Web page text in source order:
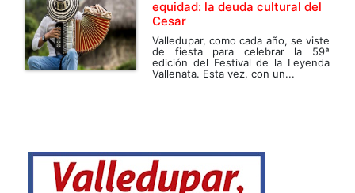
equidad: la deuda cultural del
Cesar
Valledupar, como cada año, se viste
de fiesta para celebrar la 59ª
edición del Festival de la Leyenda
Vallenata. Esta vez, con un...